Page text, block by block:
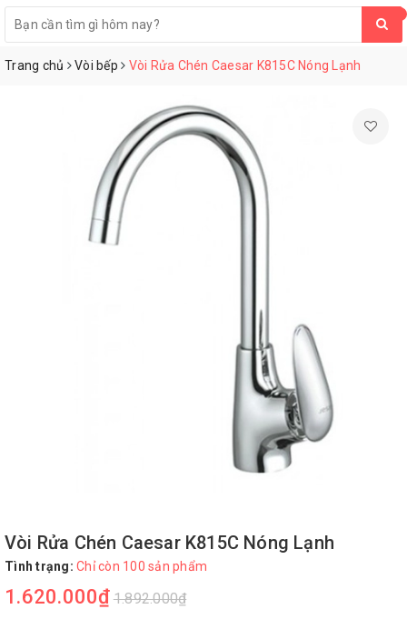
Trang chủ Vòi bếp Vòi Rửa Chén Caesar K815C Nóng Lạnh
Vòi Rửa Chén Caesar K815C Nóng Lạnh
Tình trạng: Chỉ còn 100 sản phẩm
1.620.000₫ 1.892.000₫